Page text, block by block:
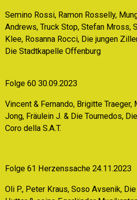
Semino Rossi, Ramon Rosselly,
Andrews, Truck Stop, Stefan Mross,
Klee, Rosanna Rocci, Die jungen
Die Stadtkapelle Offenburg
Folge 60 30.09.2023
Vincent & Fernando, Brigitte Traeger,
Jong, Fräulein J. & Die Tournedos,
Coro della S.A.T.
Folge 61 Herzenssache 24.11.2023
Oli P., Peter Kraus, Soso Avsenik,